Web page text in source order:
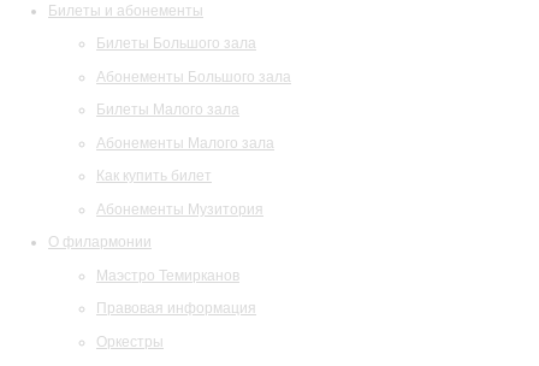
Билеты и абонементы
Билеты Большого зала
Абонементы Большого зала
Билеты Малого зала
Абонементы Малого зала
Как купить билет
Абонементы Музитория
О филармонии
Маэстро Темирканов
Правовая информация
Оркестры